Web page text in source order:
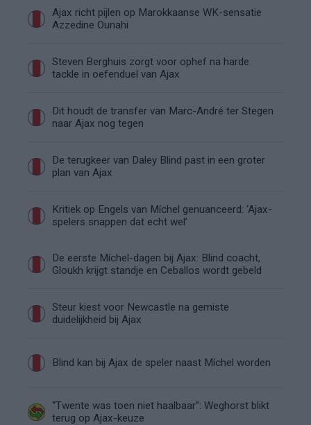
Ajax richt pijlen op Marokkaanse WK-sensatie
Azzedine Ounahi
Steven Berghuis zorgt voor ophef na harde
tackle in oefenduel van Ajax
Dit houdt de transfer van Marc-André ter Stegen
naar Ajax nog tegen
De terugkeer van Daley Blind past in een groter
plan van Ajax
Kritiek op Engels van Míchel genuanceerd: ‘Ajax-
spelers snappen dat echt wel’
De eerste Míchel-dagen bij Ajax: Blind coacht,
Gloukh krijgt standje en Ceballos wordt gebeld
Steur kiest voor Newcastle na gemiste
duidelijkheid bij Ajax
Blind kan bij Ajax de speler naast Míchel worden
“Twente was toen niet haalbaar”: Weghorst blikt
terug op Ajax-keuze